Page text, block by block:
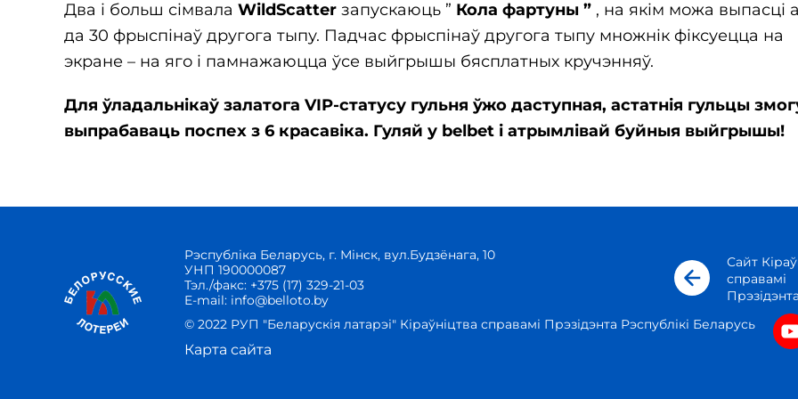
Два і больш сімвала WildScatter запускаюць ” Кола фартуны ” , на якім можа выпасці
да 30 фрыспінаў другога тыпу. Падчас фрыспінаў другога тыпу множнік фіксуецца на
экране – на яго і памнажаюцца ўсе выйгрышы бясплатных кручэнняў.
Для ўладальнікаў залатога VIP-статусу гульня ўжо даступная, астатнія гульцы
выпрабаваць поспех з 6 красавіка. Гуляй у belbet і атрымлівай буйныя выйгрышы!
Рэспубліка Беларусь, г. Мінск, вул.Будзёнага, 10
УНП 190000087
Тэл./факс: +375 (17) 329-21-03
E-mail: info@belloto.by
© 2022 РУП "Беларускія латарэі" Кіраўніцтва справамі Прэзідэнта Рэспублікі Беларусь
Карта сайта
Сайт
справамі
Прэзідэнта